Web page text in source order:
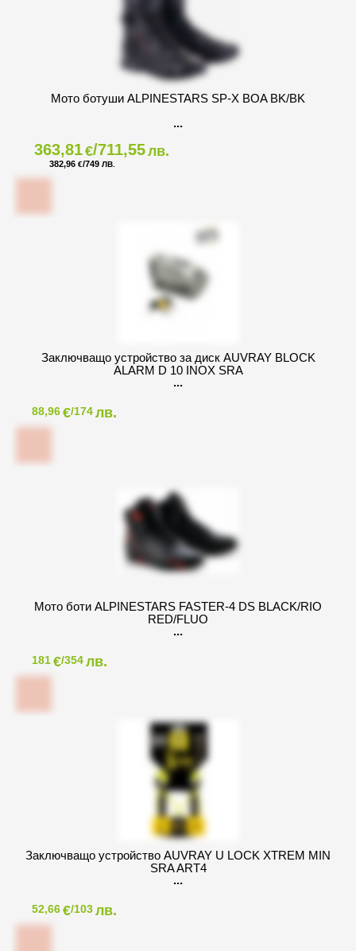
Мото ботуши ALPINESTARS SP-X BOA BK/BK
363,81€/711,55лв.
382,96 €/749 ЛВ.
Заключващо устройство за диск AUVRAY BLOCK
ALARM D 10 INOX SRA
88,96€/174лв.
Мото боти ALPINESTARS FASTER-4 DS BLACK/RIO
RED/FLUO
181€/354лв.
Заключващо устройство AUVRAY U LOCK XTREM MIN
SRA ART4
52,66€/103лв.